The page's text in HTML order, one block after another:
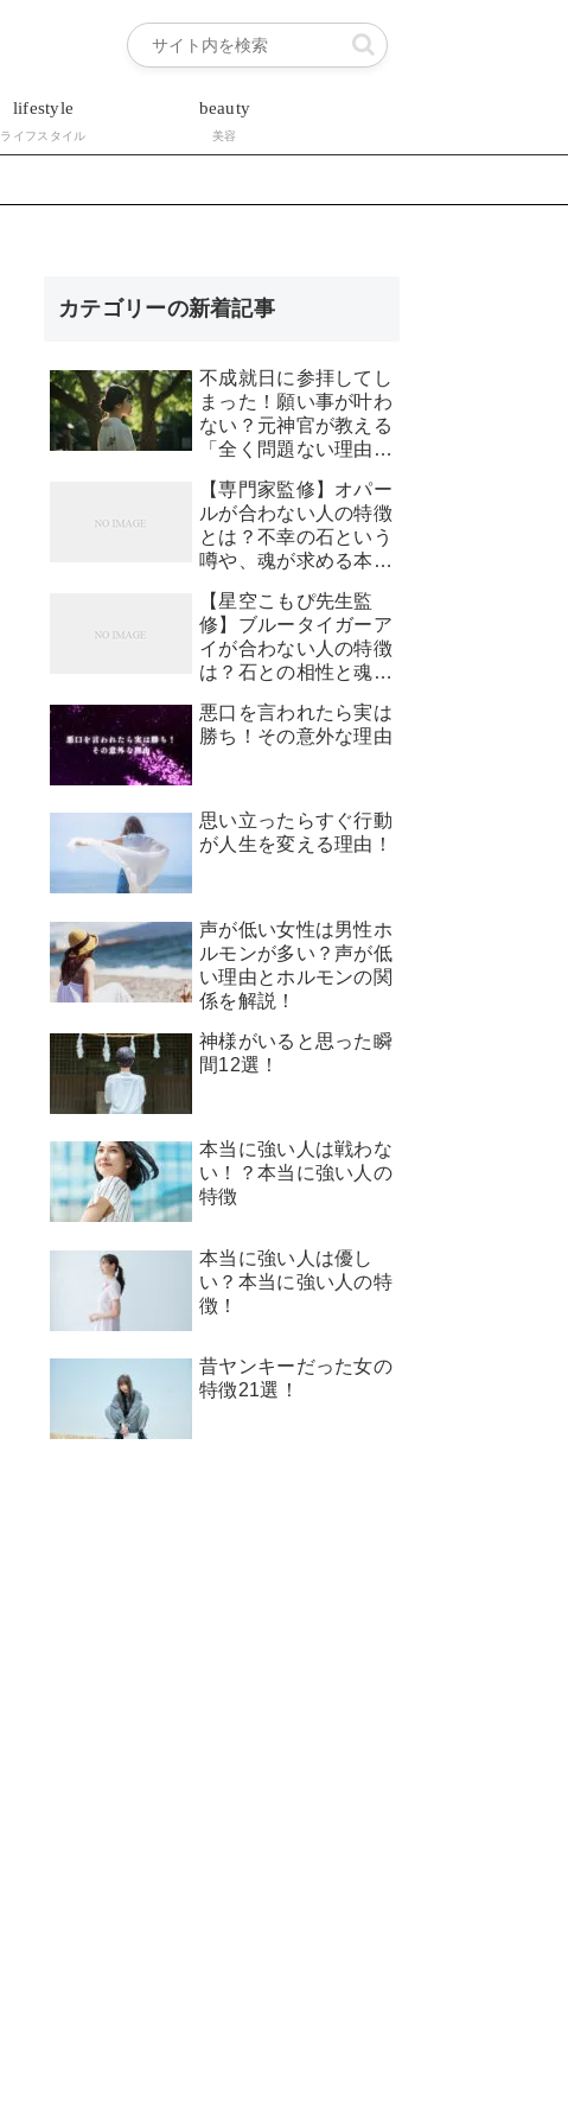
lifestyle
ライフスタイル
beauty
美容
カテゴリーの新着記事
不成就日に参拝してし
まった！願い事が叶わ
ない？元神官が教える
「全く問題ない理由」
【専門家監修】オパー
ルが合わない人の特徴
とは？不幸の石という
噂や、魂が求める本当
【星空こもぴ先生監
修】ブルータイガーア
イが合わない人の特徴
は？石との相性と魂が
悪口を言われたら実は
勝ち！その意外な理由
思い立ったらすぐ行動
が人生を変える理由！
声が低い女性は男性ホ
ルモンが多い？声が低
い理由とホルモンの関
係を解説！
神様がいると思った瞬
間12選！
本当に強い人は戦わな
い！？本当に強い人の
特徴
本当に強い人は優し
い？本当に強い人の特
徴！
昔ヤンキーだった女の
特徴21選！